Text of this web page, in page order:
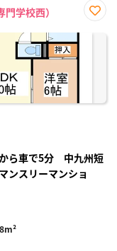
学校西）
に入
から車で5分 中九州短
ンスリーマンショ